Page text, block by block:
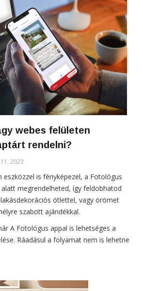
webes felületen
rendelni?
2023
eszközzel is fényképezel, a Fotológus
megrendelheted, így feldobhatod
ötlettel, vagy örömet
szabott ajándékkal.
A Fotológus appal is lehetséges a
Ráadásul a folyamat nem is lehetne